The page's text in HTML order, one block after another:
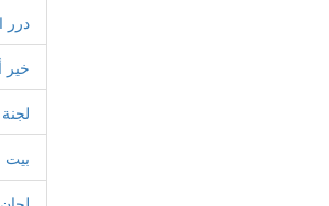
درر
خير
بيت